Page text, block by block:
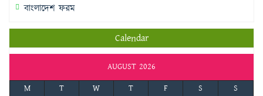
বাংলাদেশ ফরম
Calendar
AUGUST 2026
M
T W T F S
S